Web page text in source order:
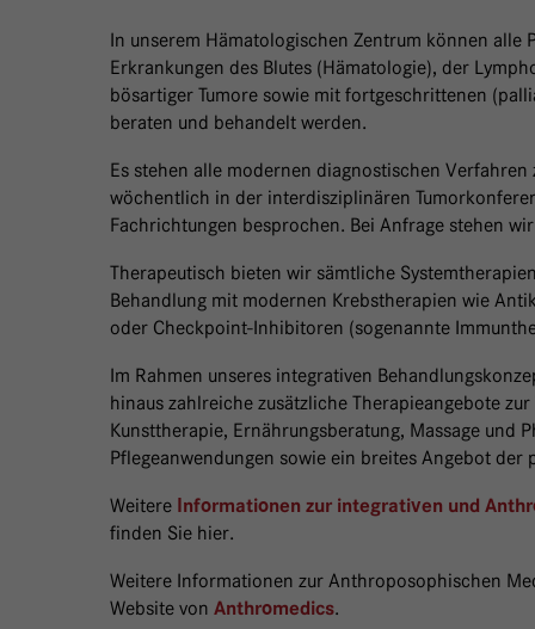
In unserem Hämatologischen Zentrum können alle
Erkrankungen des Blutes (Hämatologie), der
bösartiger Tumore sowie mit fortgeschrittenen
beraten und behandelt werden.
Es stehen alle modernen diagnostischen
wöchentlich in der interdisziplinären
Fachrichtungen besprochen. Bei Anfrage stehen
Therapeutisch bieten wir sämtliche
Behandlung mit modernen Krebstherapien wie
oder Checkpoint-Inhibitoren (sogenannte
Im Rahmen unseres integrativen
hinaus zahlreiche zusätzliche Therapieangebote
Kunsttherapie, Ernährungsberatung, Massage und
Pflegeanwendungen sowie ein breites Angebot der
Weitere Informationen zur integrativen und
finden Sie hier.
Weitere Informationen zur Anthroposophischen
Website von Anthromedics.